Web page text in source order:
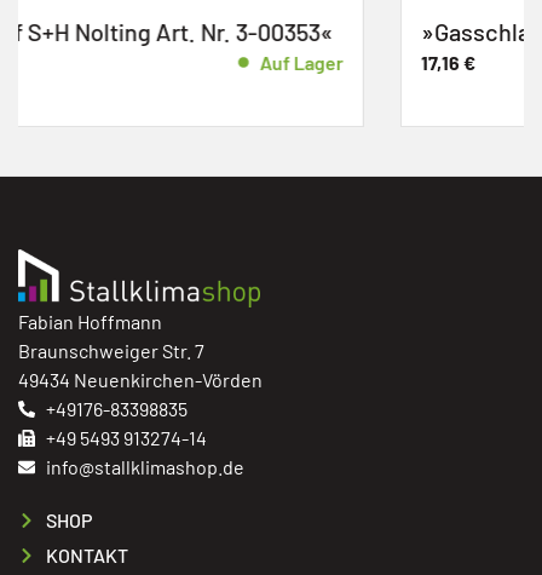
»Gasschlauch S+H Nolting Art. Nr. 1-
Fabian Hoffmann
Braunschweiger Str. 7
49434 Neuenkirchen-Vörden
+49176-83398835
+49 5493 913274-14
info@stallklimashop.de
SHOP
KONTAKT